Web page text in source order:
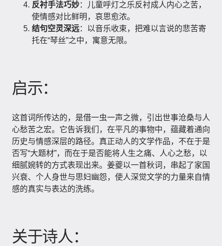
反衬手法巧妙：儿童呼灯之乐反衬成人内心之苦，
使情感对比鲜明，哀思愈浓。
结句空灵深远：以音乐收束，把难以言说的悲苦寄
托在“琴丝”之中，寓意无限。
启示：
这首词所传达的，是借一虫一声之微，引出世事沧桑与人
心愁苦之宏。它告诉我们，在平凡的事物中，蕴藏着通向
历史与情感深层的路径。真正动人的文学作品，不在于是
否写“大题材”，而在于是否能将人生之痛、人心之愁，以
细腻婉转的方式表现出来。姜夔以一首秋词，串起了家国
兴衰、个人身世与思妇幽怨，使人深觉文学的力量来自情
感的真实与表达的洗练。
关于诗人：